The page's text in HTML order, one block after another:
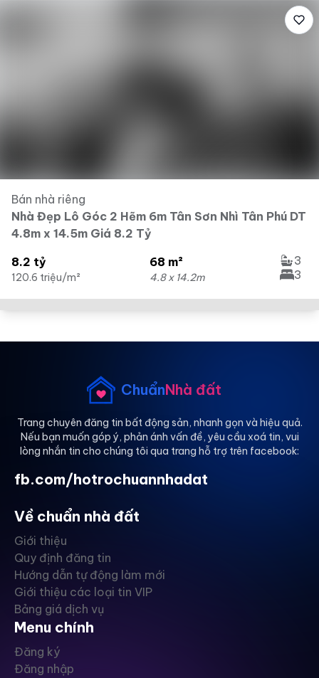
Bán nhà riêng
Nhà Đẹp Lô Góc 2 Hẽm 6m Tân Sơn Nhì Tân Phú DT
4.8m x 14.5m Giá 8.2 Tỷ
8.2 tỷ
120.6 triệu/m²
68 m²
4.8 x 14.2m
3
3
ChuẩnNhà đất
Trang chuyên đăng tin bất động sản, nhanh gọn và hiệu quả.
Nếu bạn muốn góp ý, phản ánh vấn đề, yêu cầu xoá tin, vui
lòng nhắn tin cho chúng tôi qua trang hỗ trợ trên facebook:
fb.com/hotrochuannhadat
Về chuẩn nhà đất
Giới thiệu
Quy định đăng tin
Hướng dẫn tự động làm mới
Giới thiệu các loại tin VIP
Bảng giá dịch vụ
Menu chính
Đăng ký
Đăng nhập